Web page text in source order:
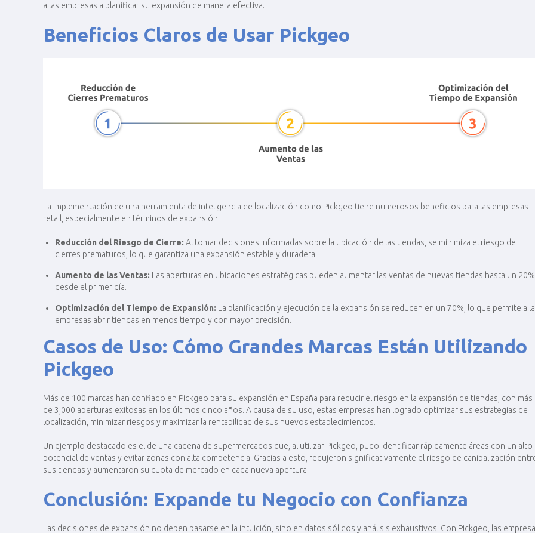
a las empresas a planificar su expansión de manera efectiva.
Beneficios Claros de Usar Pickgeo
La implementación de una herramienta de inteligencia de localización como Pickgeo tiene numerosos beneficios para las empresas
retail, especialmente en términos de expansión:
Reducción del Riesgo de Cierre: Al tomar decisiones informadas sobre la ubicación de las tiendas, se minimiza el riesgo de
cierres prematuros, lo que garantiza una expansión estable y duradera​.
Aumento de las Ventas: Las aperturas en ubicaciones estratégicas pueden aumentar las ventas de nuevas tiendas hasta un 20%
desde el primer día​.
Optimización del Tiempo de Expansión: La planificación y ejecución de la expansión se reducen en un 70%, lo que permite a
empresas abrir tiendas en menos tiempo y con mayor precisión​.
Casos de Uso: Cómo Grandes Marcas Están Utilizando
Pickgeo
Más de 100 marcas han confiado en Pickgeo para su expansión en España para reducir el riesgo en la expansión de tiendas, con más
de 3,000 aperturas exitosas en los últimos cinco años​. A causa de su uso, estas empresas han logrado optimizar sus estrategias de
localización, minimizar riesgos y maximizar la rentabilidad de sus nuevos establecimientos.
Un ejemplo destacado es el de una cadena de supermercados que, al utilizar Pickgeo, pudo identificar rápidamente áreas con un alto
potencial de ventas y evitar zonas con alta competencia. Gracias a esto, redujeron significativamente el riesgo de canibalización
sus tiendas y aumentaron su cuota de mercado en cada nueva apertura.
Conclusión: Expande tu Negocio con Confianza
Las decisiones de expansión no deben basarse en la intuición, sino en datos sólidos y análisis exhaustivos. Con Pickgeo, las